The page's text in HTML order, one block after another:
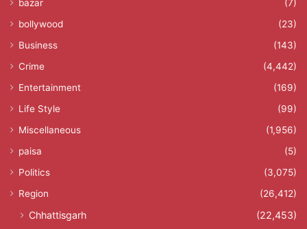
bazar
(7)
bollywood
(23)
Business
(143)
Crime
(4,442)
Entertainment
(169)
Life Style
(99)
Miscellaneous
(1,956)
paisa
(5)
Politics
(3,075)
Region
(26,412)
Chhattisgarh
(22,453)